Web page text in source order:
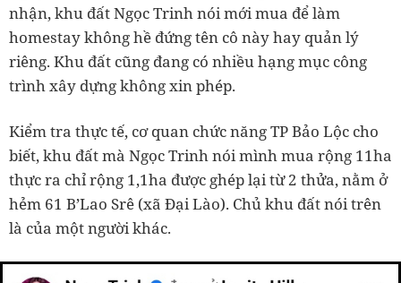
nhận, khu đất Ngọc Trinh nói mới mua để làm
homestay không hề đứng tên cô này hay quản lý
riêng. Khu đất cũng đang có nhiều hạng mục công
trình xây dựng không xin phép.
Kiểm tra thực tế, cơ quan chức năng TP Bảo Lộc cho
biết, khu đất mà Ngọc Trinh nói mình mua rộng 11ha
thực ra chỉ rộng 1,1ha được ghép lại từ 2 thửa, nằm ở
hẻm 61 B’Lao Srê (xã Đại Lào). Chủ khu đất nói trên
là của một người khác.